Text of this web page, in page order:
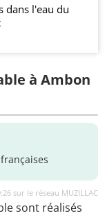
dans l'eau du
à Ambon
sur le réseau MUZILLAC
sont réalisés